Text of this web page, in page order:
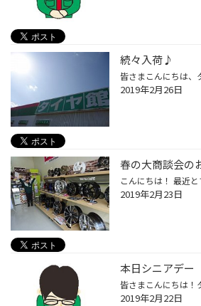
続々入荷♪
2019年2月26日
春の大商談会の
2019年2月23日
本日シニアデー
2019年2月22日